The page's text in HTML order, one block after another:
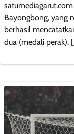
Bayongbong, yang
berhasil
dua (medali perak).